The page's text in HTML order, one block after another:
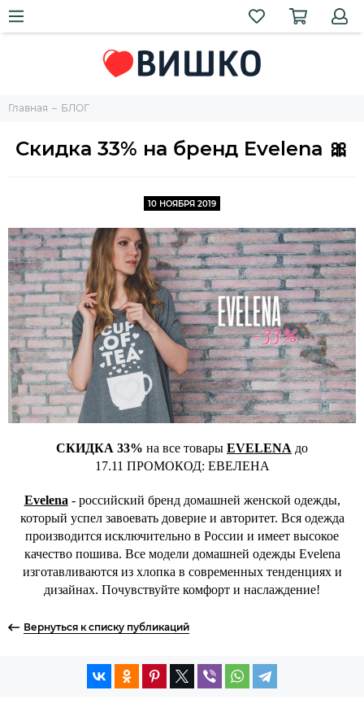
Главная БЛОГ
Скидка 33% на бренд Evelena 🎀
10 НОЯБРЯ 2019
СКИДКА 33% на все товары EVELENA до
17.11 ПРОМОКОД: ЕВЕЛЕНА
Evelena - российский бренд домашней женской одежды,
который успел завоевать доверие и авторитет. Вся одежда
производится исключительно в России и имеет высокое
качество пошива. Все модели домашней одежды Evelena
изготавливаются из хлопка в современных тенденциях и
дизайнах. Почувствуйте комфорт и наслаждение!
Вернуться к списку публикаций